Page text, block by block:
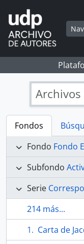
Skip to main content
Archivos
Fondos
Fondo Fondo
Subfondo
Serie
214 más...
Carta de